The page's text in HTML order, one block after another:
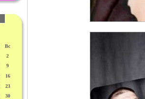
Вс
2
9
16
23
30